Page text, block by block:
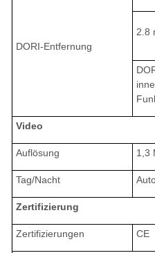
DORI-Entfernung
2.8
Video
Auflösung 1,3
Tag/Nacht
Zertifizierung
Zertifizierungen CE